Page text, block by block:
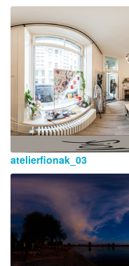
atelierfionak_03